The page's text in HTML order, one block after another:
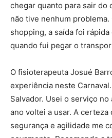
chegar quanto para sair do
não tive nenhum
shopping, a saída foi
quando fui pegar o
O fisioterapeuta Josué
experiência neste
Salvador. Usei o serviço
ano voltei a usar. A certeza
segurança e agilidade me